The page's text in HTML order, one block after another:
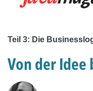
Teil 3: Die
Von der Idee